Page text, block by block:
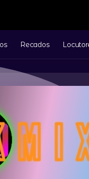
Recados